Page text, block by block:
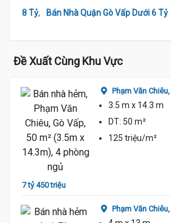
8 Tỷ, Bán Nhà Quận Gò Vấp Dưới 6 Tỷ
Đề Xuất Cùng Khu Vực
7 tỷ 450 triệu
Phạm Văn Chiêu,
3.5 m x 14.3 m
DT: 50 m²
125 triệu/m²
Phạm Văn Chiêu,